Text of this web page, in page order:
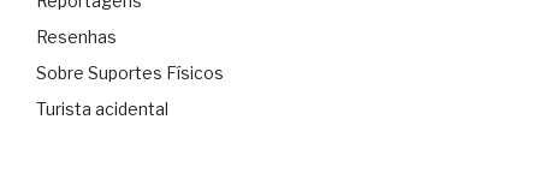
Resenhas
Sobre Suportes Físicos
Turista acidental